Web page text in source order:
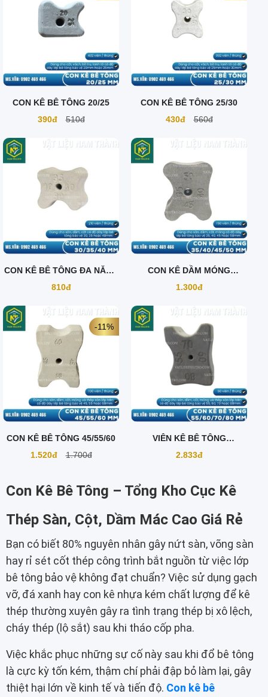
CON KÊ BÊ TÔNG 20/25
390đ
510đ
CON KÊ BÊ TÔNG 25/30
430đ
560đ
CON KÊ BÊ TÔNG ĐA NĂNG
30/35/40
810đ
CON KÊ DẦM MÓNG
35/40/45/50
1.300đ
CON KÊ BÊ TÔNG 45/55/60
1.520đ
1.700đ
-11%
VIÊN KÊ BÊ TÔNG
55/60/70/80
2.833đ
Con Kê Bê Tông – Tổng Kho Cục Kê
Thép Sàn, Cột, Dầm Mác Cao Giá Rẻ
Bạn có biết 80% nguyên nhân gây nứt sàn, võng sàn
hay rỉ sét cốt thép công trình bắt nguồn từ việc lớp
bê tông bảo vệ không đạt chuẩn? Việc sử dụng gạch
vỡ, đá xanh hay con kê nhựa kém chất lượng để kê
thép thường xuyên gây ra tình trạng thép bị xô lệch,
cháy thép (lộ sắt) sau khi tháo cốp pha.
Việc khắc phục những sự cố này sau khi đổ bê tông
là cực kỳ tốn kém, thậm chí phải đập bỏ làm lại, gây
thiệt hại lớn về kinh tế và tiến độ. Con kê bê